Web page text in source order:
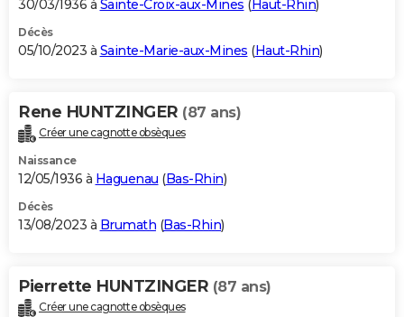
30/03/1936 à Sainte-Croix-aux-Mines ( Haut-Rhin)
Décès
05/10/2023 à Sainte-Marie-aux-Mines (Haut-Rhin)
Rene HUNTZINGER (87 ans)
Créer une cagnotte obsèques
Naissance
12/05/1936 à Haguenau (Bas-Rhin)
Décès
13/08/2023 à Brumath (Bas-Rhin)
Pierrette HUNTZINGER (87 ans)
Créer une cagnotte obsèques